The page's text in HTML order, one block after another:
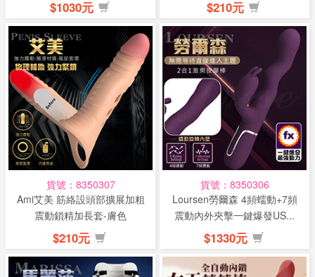
$1030元 $210元
貨號：8350307
Ami艾美 筋絡設頭部擴展加粗
震動鎖精加長套-膚色
$210元
貨號：8350306
Loursen勞爾森 4頻蠕動+7頻
震動內外夾擊一鍵爆發US...
$1330元